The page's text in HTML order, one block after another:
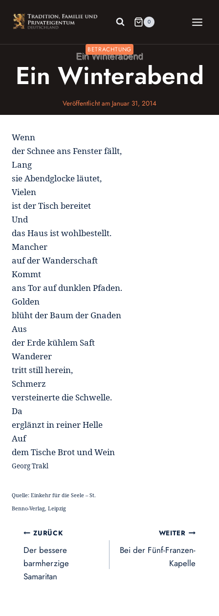
Inhalt
springen
0
BETRACHTUNG
Ein Winterabend
Veröffentlicht am Januar 31, 2014
Wenn
der Schnee ans Fenster fällt,
Lang
sie Abendglocke läutet,
Vielen
ist der Tisch bereitet
Und
das Haus ist wohlbestellt.
Mancher
auf der Wanderschaft
Kommt
ans Tor auf dunklen Pfaden.
Golden
blüht der Baum der Gnaden
Aus
der Erde kühlem Saft
Wanderer
tritt still herein,
Schmerz
versteinerte die Schwelle.
Da
erglänzt in reiner Helle
Auf
dem Tische Brot und Wein
Georg Trakl
Quelle: Einkehr für die Seele – St.
Benno-Verlag, Leipzig
Beitragsnavigation
ZURÜCK
Der bessere
barmherzige
Samaritan
WEITER
Bei der Fünf-Franzen-
Kapelle